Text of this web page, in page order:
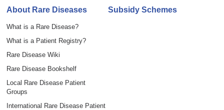
About Rare Diseases
What is a Rare Disease?
What is a Patient Registry?
Rare Disease Wiki
Rare Disease Bookshelf
Local Rare Disease Patient
Groups
International Rare Disease Patient
Subsidy Schemes